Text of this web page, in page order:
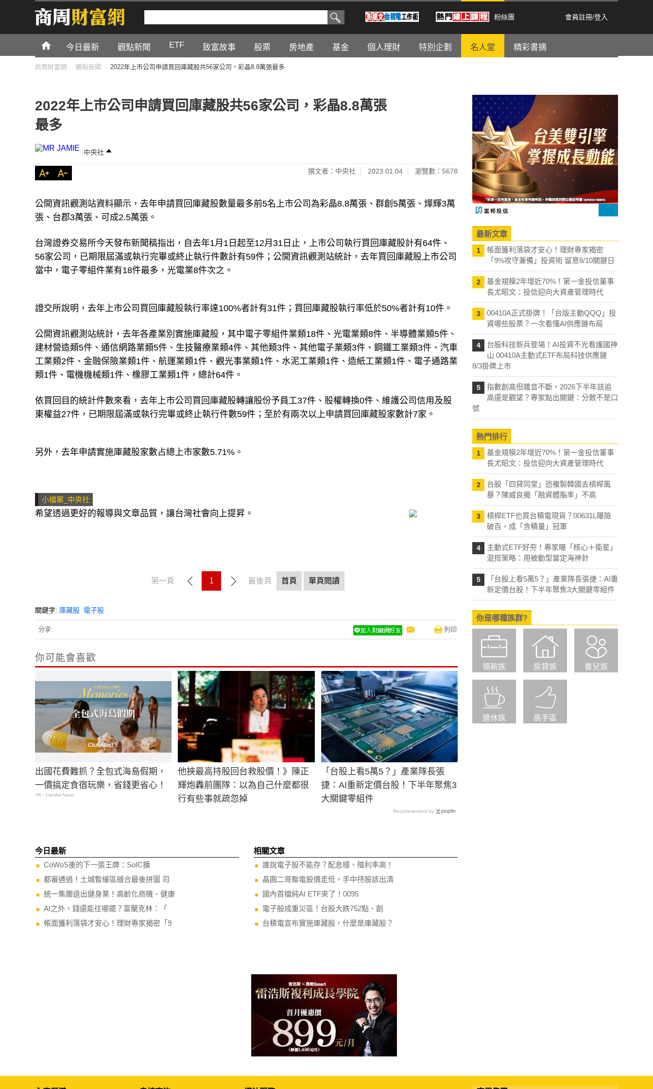
粉絲團 會員註冊/登入
今日最新 觀點新聞 ETF 致富故事 股票 房地產 基金 個人理財 特別企劃 名人堂 精彩書摘
商周財富網 觀點新聞 2022年上市公司申請買回庫藏股共56家公司，彩晶8.8萬張最多
2022年上市公司申請買回庫藏股共56家公司，彩晶8.8萬張
最多
中央社
撰文者：中央社 2023.01.04 瀏覽數：5678
公開資訊觀測站資料顯示，去年申請買回庫藏股數量最多前5名上市公司為彩晶8.8萬張、群創5萬張、燁輝3萬
張、台郡3萬張、可成2.5萬張。
台灣證券交易所今天發布新聞稿指出，自去年1月1日起至12月31日止，上市公司執行買回庫藏股計有64件、
56家公司，已期限屆滿或執行完畢或終止執行件數計有59件；公開資訊觀測站統計，去年買回庫藏股上市公司
當中，電子零組件業有18件最多，光電業8件次之。
證交所說明，去年上市公司買回庫藏股執行率達100%者計有31件；買回庫藏股執行率低於50%者計有10件。
公開資訊觀測站統計，去年各產業別實施庫藏股，其中電子零組件業類18件、光電業類8件、半導體業類5件、
建材營造類5件、通信網路業類5件、生技醫療業類4件、其他類3件、其他電子業類3件、鋼鐵工業類3件、汽車
工業類2件、金融保險業類1件、航運業類1件、觀光事業類1件、水泥工業類1件、造紙工業類1件、電子通路業
類1件、電機機械類1件、橡膠工業類1件，總計64件。
依買回目的統計件數來看，去年上市公司買回庫藏股轉讓股份予員工37件、股權轉換0件、維護公司信用及股
東權益27件，已期限屆滿或執行完畢或終止執行件數59件；至於有兩次以上申請買回庫藏股家數計7家。
另外，去年申請實施庫藏股家數占總上市家數5.71%。
小檔案_中央社
希望透過更好的報導與文章品質，讓台灣社會向上提昇。
第一頁 1 最後頁 首頁 單頁閱讀
關鍵字: 庫藏股 電子股
分享: 列印
你可能會喜歡
出國花費難抓？全包式海島假期，
一價搞定食宿玩樂，省錢更省心！
PR・Club Med Taiwan
他挾最高持股回台救股價！》陳正
輝炮轟前團隊：以為自己什麼都很
行有些事就疏忽掉
「台股上看5萬5？」產業隊長張
捷：AI重新定價台股！下半年聚焦3
大關鍵零組件
Recommended by
今日最新
CoWoS後的下一張王牌：SoIC擴
都審通過！土城暫緩區縫合最後拼圖 司
統一集團退出健身業！高齡化商機、健康
AI之外，錢還能往哪擺？富蘭克林：「
帳面獲利落袋才安心！理財專家揭密「9
相關文章
誰說電子股不能存？配息穩、殖利率高！
晶圓二哥聯電股價走低，手中持股該出清
國內首檔純AI ETF來了！0095
電子股成重災區！台股大跌752點、創
台積電宣布實施庫藏股，什麼是庫藏股？
最新文章
1
帳面獲利落袋才安心！理財專家揭密
「9%攻守兼備」投資術 留意8/10關鍵日
2
基金規模2年增近70%！第一金投信董事
長尤昭文：投信迎向大資產管理時代
3
00410A正式掛牌！「台版主動QQQ」投
資哪些股票？一次看懂AI供應鏈布局
4
台股科技新兵登場！AI投資不光看護國神
山 00410A主動式ETF布局科技供應鏈
8/3掛牌上市
5
指數創高但雜音不斷，2026下半年該追
高還是觀望？專家點出關鍵：分散不是口
號
熱門排行
1
基金規模2年增近70%！第一金投信董事
長尤昭文：投信迎向大資產管理時代
2
台股「四貸同堂」恐複製韓國去槓桿風
暴？陳威良揭「融資體脂率」不高
3
槓桿ETF也買台積電現貨？00631L曝險
破百，成「含積量」冠軍
4
主動式ETF好夯！專家曝「核心＋衛星」
混搭策略：用被動型當定海神針
5
「台股上看5萬5？」產業隊長張捷：AI重
新定價台股！下半年聚焦3大關鍵零組件
你是哪種族群?
領薪族 房貸族 養兒族
退休族 高手區